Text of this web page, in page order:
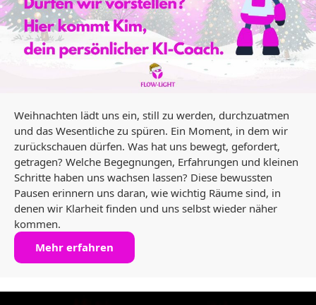
Weihnachten lädt uns ein, still zu werden, durchzuatmen
und das Wesentliche zu spüren. Ein Moment, in dem wir
zurückschauen dürfen. Was hat uns bewegt, gefordert,
getragen? Welche Begegnungen, Erfahrungen und kleinen
Schritte haben uns wachsen lassen? Diese bewussten
Pausen erinnern uns daran, wie wichtig Räume sind, in
denen wir Klarheit finden und uns selbst wieder näher
kommen.
Mehr erfahren